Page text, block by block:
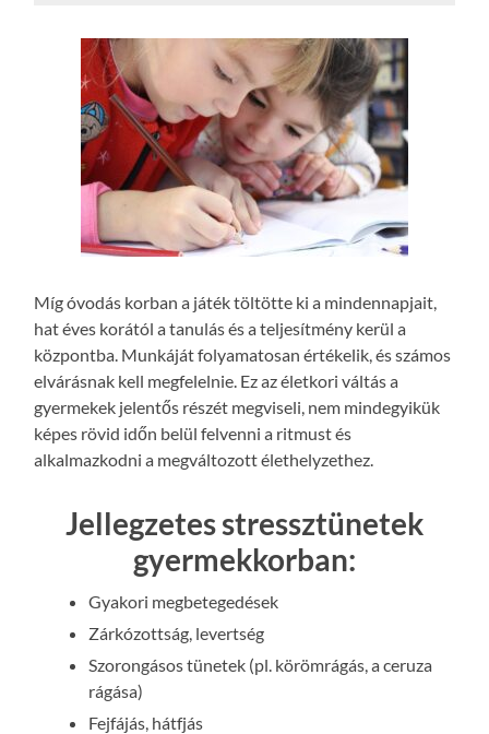
Míg óvodás korban a játék töltötte ki a mindennapjait,
hat éves korától a tanulás és a teljesítmény kerül a
központba. Munkáját folyamatosan értékelik, és számos
elvárásnak kell megfelelnie. Ez az életkori váltás a
gyermekek jelentős részét megviseli, nem mindegyikük
képes rövid időn belül felvenni a ritmust és
alkalmazkodni a megváltozott élethelyzethez.
Jellegzetes stressztünetek
gyermekkorban:
Gyakori megbetegedések
Zárkózottság, levertség
Szorongásos tünetek (pl. körömrágás, a ceruza
rágása)
Fejfájás, hátfjás